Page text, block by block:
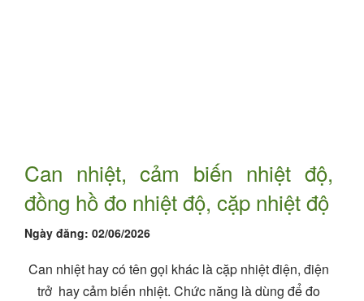
Can nhiệt, cảm biến nhiệt độ,
đồng hồ đo nhiệt độ, cặp nhiệt độ
Ngày đăng: 02/06/2026
Can nhiệt hay có tên gọi khác là cặp nhiệt điện, điện
trở hay cảm biến nhiệt. Chức năng là dùng để đo